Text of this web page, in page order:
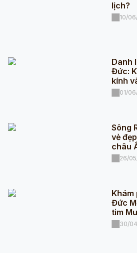
lịch?
10/
Danh
Đức:
kính
01/
Sông
vẻ
châu
26/
Khám
Đức
tim
30/